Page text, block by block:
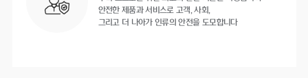
안전한 제품과 서비스로 고객, 사회,
그리고 더 나아가 인류의 안전을 도모합니다